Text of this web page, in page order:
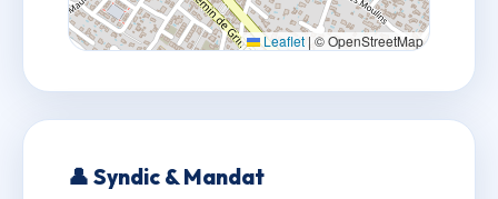
Leaflet | © OpenStreetMap
👤 Syndic & Mandat